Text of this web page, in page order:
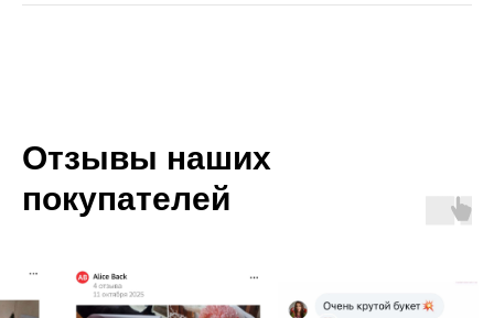
Отзывы наших
покупателей